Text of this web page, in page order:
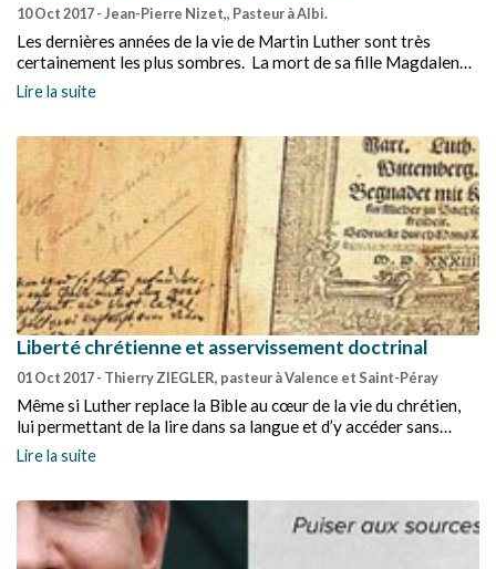
10 Oct 2017- Jean-Pierre Nizet,, Pasteur à Albi.
Les dernières années de la vie de Martin Luther sont très
certainement les plus sombres. La mort de sa fille Magdalena
âgée de 13 ans, un corps marqué par la maladie, la conviction
que le monde touche à sa fin, l’alcool de plus en plus présent,
dernière période, dite « dépressive », que Martin Luther se fait
le prédicateur d’une vindicte anti-juive obsessionnelle et se
plonge dans l’écriture de plusieurs traités dont le tristement
célèbre « Des juifs et de leurs mensonges » publié en 1543.
Lire la suite
Liberté chrétienne et asservissement doctrinal
01 Oct 2017- Thierry ZIEGLER, pasteur à Valence et Saint-Péray
Même si Luther replace la Bible au cœur de la vie du chrétien,
lui permettant de la lire dans sa langue et d’y accéder sans
restriction, pour l’ancien moine il n’y a qu’une seule autorité : le
Christ ! Et la liberté de l’Esprit.
Lire la suite